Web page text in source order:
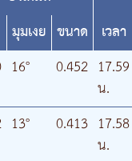
มุมเงย ขนาด เวลา
16° 0.452 17.59
น.
13° 0.413 17.58
น.